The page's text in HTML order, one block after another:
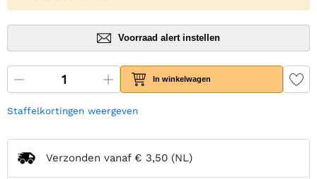
Voorraad alert instellen
In winkelwagen
Staffelkortingen weergeven
Verzonden vanaf € 3,50 (NL)